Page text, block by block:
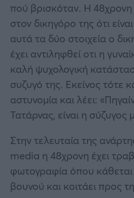
πού βρισκόταν. Η 48χρονη
στον δικηγόρο της ότι
αυτά τα δύο στοιχεία ο
έχει αντιληφθεί οτι η
καλή ψυχολογική
συζυγό της. Εκείνος τότε
αστυνομία και λέει:
Τατάρνας, είναι η σύζυγος
Στην τελευταία της
media η 48χρονη έχει
φωτογραφία όπου
βουνού και κοιτάει προς